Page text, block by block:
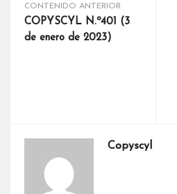
CONTENIDO ANTERIOR
COPYSCYL N.º401 (3
de enero de 2023)
Copyscyl